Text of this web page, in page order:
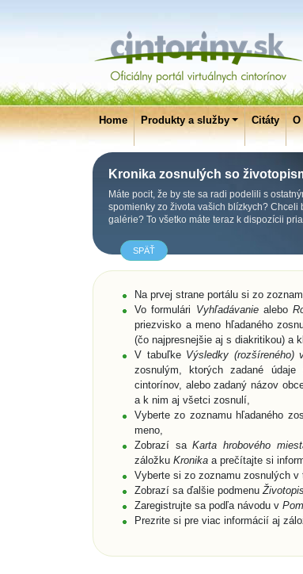
Home Produkty a služby Citáty
Kronika zosnulých so
Máte pocit, že by ste sa radi podelili s
spomienky zo života vašich blízkych?
galérie? To všetko máte teraz k dispozícii
SPÄŤ
Na prvej strane portálu si zo
Vo formulári Vyhľadávaniealebo
priezvisko a meno hľadaného
(čo najpresnejšie aj s diakritikou) a
V tabuľke Výsledky (rozšíreného)
zosnulým, ktorých zadané
cintorínov, alebo zadaný názov
a k nim aj všetci zosnulí,
Vyberte zo zoznamu hľadaného
meno,
Zobrazí saKarta hrobového
záložku Kronika a prečítajte si
Vyberte si zo zoznamu zosnulých
Zobrazí sa ďalšie podmenu
Zaregistrujte sa podľa návodu v
Prezrite si pre viac informácií aj